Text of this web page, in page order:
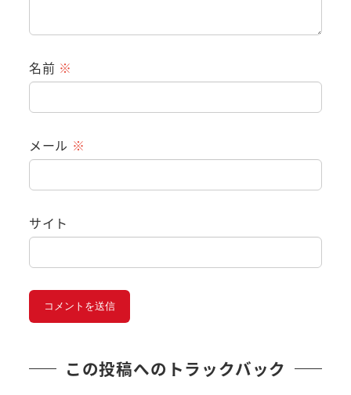
名前 ※
メール ※
サイト
この投稿へのトラックバック